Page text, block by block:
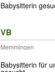
Babysitterin
VB
Memmingen
Babysitterin für